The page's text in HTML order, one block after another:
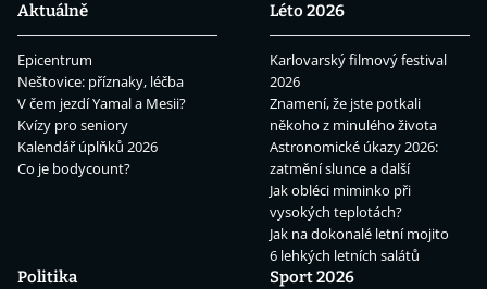
Aktuálně
Epicentrum
Neštovice: příznaky, léčba
V čem jezdí Yamal a Mesii?
Kvízy pro seniory
Kalendář úplňků 2026
Co je bodycount?
Léto 2026
Karlovarský filmový festival
2026
Znamení, že jste potkali
někoho z minulého života
Astronomické úkazy 2026:
zatmění slunce a další
Jak obléci miminko při
vysokých teplotách?
Jak na dokonalé letní mojito
6 lehkých letních salátů
Politika
Sport 2026